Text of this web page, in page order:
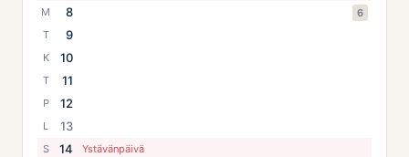
M 8
6
T
9
K 10
T 11
P 12
L 13
S 14
Ystävänpäivä